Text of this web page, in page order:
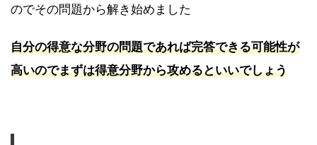
のでその問題から解き始めました
自分の得意な分野の問題であれば完答できる可能性が
高いのでまずは得意分野から攻めるといいでしょう